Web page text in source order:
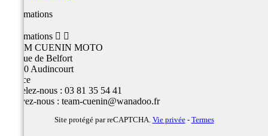
Informations
Informations  
TEAM CUENIN MOTO
26 Rue de Belfort
25400 Audincourt
France
Appelez-nous : 03 81 35 54 41
Écrivez-nous : team-cuenin@wanadoo.fr
Site protégé par reCAPTCHA. Vie privée- Termes